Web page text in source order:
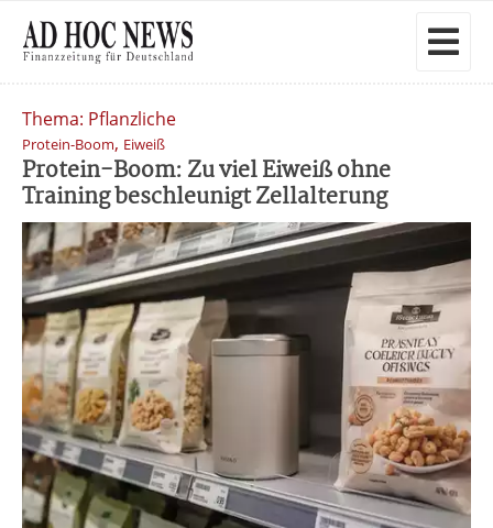
Thema: Pflanzliche
Protein-Boom, Eiweiß
Protein-Boom: Zu viel Eiweiß ohne
Training beschleunigt Zellalterung